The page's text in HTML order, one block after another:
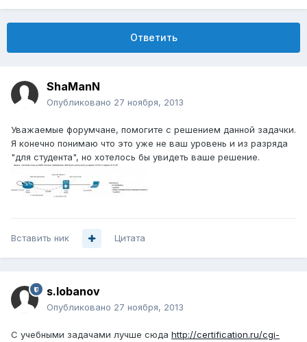
Ответить
ShaManN
Опубликовано 27 ноября, 2013
Уважаемые форумчане, помогите с решением данной задачки.
Я конечно понимаю что это уже не ваш уровень и из разряда
"для студента", но хотелось бы увидеть ваше решение.
Вставить ник Цитата
s.lobanov
Опубликовано 27 ноября, 2013
С учебными задачами лучше сюда http://certification.ru/cgi-